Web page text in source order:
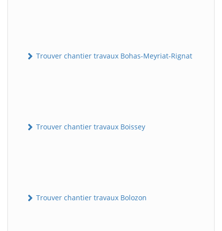
Trouver chantier travaux Bohas-Meyriat-Rignat
Trouver chantier travaux Boissey
Trouver chantier travaux Bolozon